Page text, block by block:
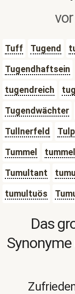
Tuff Tugend
Tugendhaftsein
tugendreich
Tugendwächter
Tullnerfeld
Tummel
Tumultant
tumultuös
Das